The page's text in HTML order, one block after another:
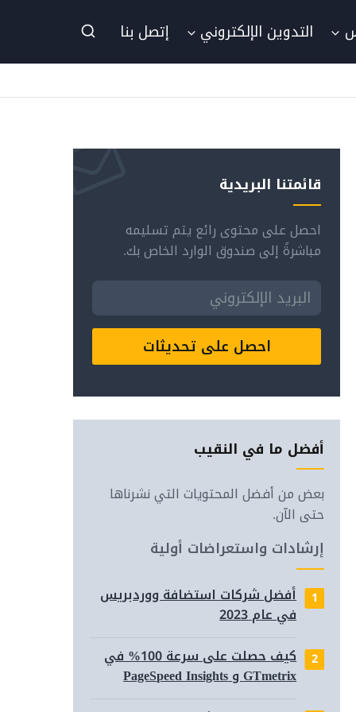
التدوين الإلكتروني إتصل بنا
قائمتنا البريدية
احصل على محتوى رائع يتم تسليمه
مباشرةً إلى صندوق الوارد الخاص بك.
احصل على تحديثات
Alternative:
أفضل ما في النقيب
بعض من أفضل المحتويات التي نشرناها
حتى الآن.
إرشادات واستعراضات أولية
أفضل شركات استضافة ووردبريس
في عام 2023
كيف حصلت على سرعة 100% في
GTmetrix و PageSpeed Insights